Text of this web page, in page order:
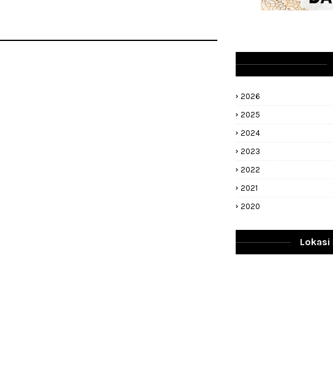
2026
2025
2024
2023
2022
2021
2020
Lokasi